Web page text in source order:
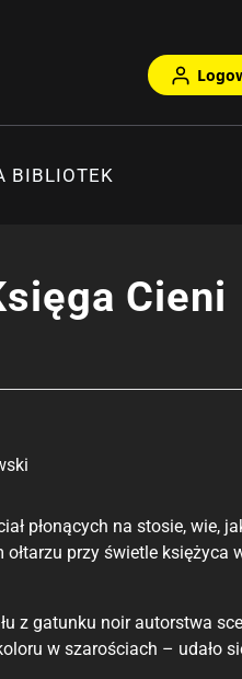
BIBLIOTEK
Cieni
płonących na stosie, wie,
przy świetle księżyca
z gatunku noir autorstwa
w szarościach – udało